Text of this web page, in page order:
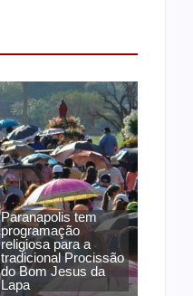
Paranapolis tem
programação
religiosa para a
tradicional Procissão
do Bom Jesus da
Lapa